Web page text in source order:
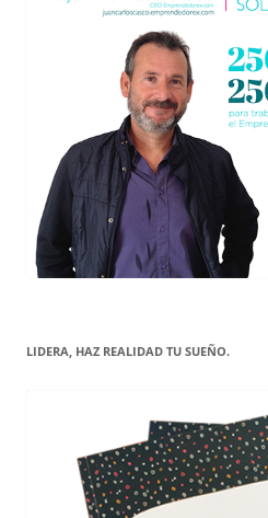
LIDERA, HAZ REALIDAD TU SUEÑO.